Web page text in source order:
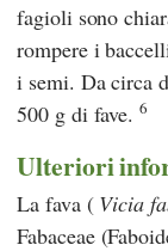
fagioli sono
rompere i
i semi. Da circa
500 g di fave.6
Ulteriori
La fava ( Vicia
Fabaceae